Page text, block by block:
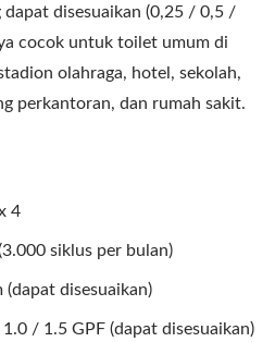
dapat disesuaikan (0,25 / 0,5 /
cocok untuk toilet umum di
olahraga, hotel, sekolah,
perkantoran, dan rumah sakit.
4
siklus per bulan)
(dapat disesuaikan)
/ 1.5 GPF (dapat disesuaikan)